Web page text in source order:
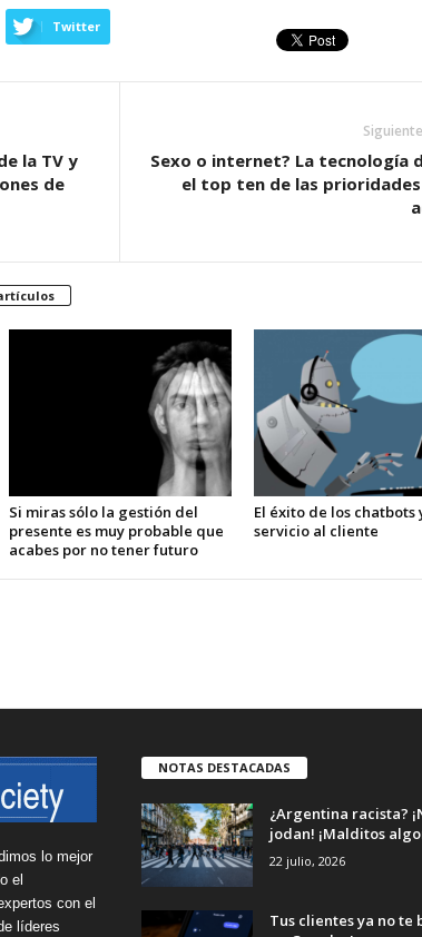
Twitter
la TV y
de
Sexo o internet? La tecnología
el top ten de las
Si miras sólo la gestión del
presente es muy probable que
acabes por no tener futuro
El éxito de los chatbots
servicio al cliente
lo mejor
el
con el
líderes
NOTAS DESTACADAS
¿Argentina racista?
jodan! ¡Malditos
22 julio, 2026
Tus clientes ya no te